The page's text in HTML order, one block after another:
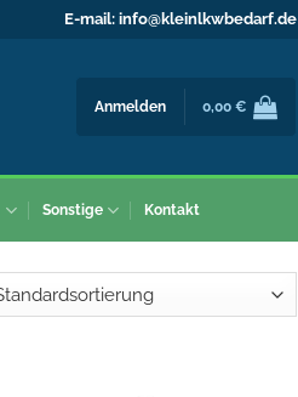
E-mail:info@kleinlkwbedarf.de
Anmelden 0,00 €
Sonstige Kontakt